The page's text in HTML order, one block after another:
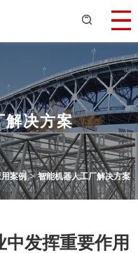
解决方案
案例>智能机器人工厂解决方案
发挥重要作用